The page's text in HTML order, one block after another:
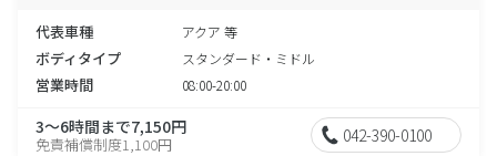
代表車種 アクア 等
ボディタイプ スタンダード・ミドル
営業時間 08:00-20:00
3～6時間まで7,150円
免責補償制度1,100円 042-390-0100